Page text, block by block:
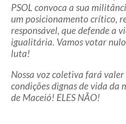
PSOL convoca a sua
um posicionamento crítico,
responsável, que defende a
igualitária. Vamos votar
luta!
Nossa voz coletiva fará valer
condições dignas de vida da
de Maceió! ELES NÃO!